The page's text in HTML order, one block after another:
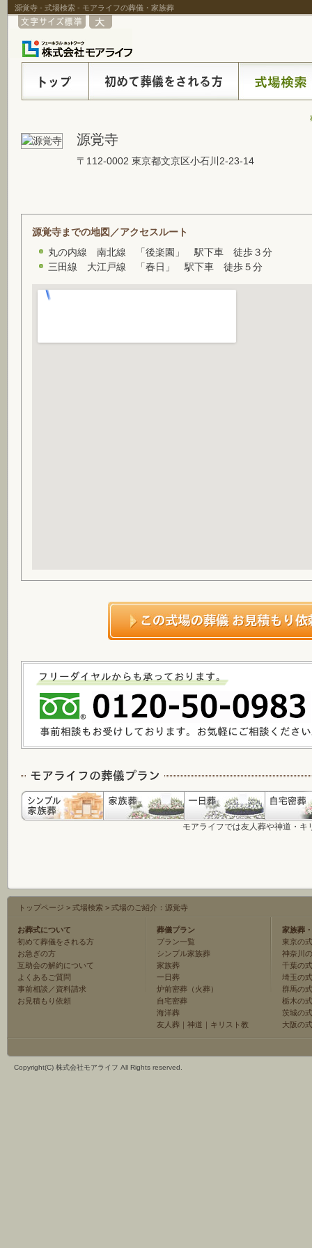
源覚寺 - 式場検索 - モアライフの葬儀・家族葬
源覚寺
〒112-0002 東京都文京区小石川2-23-14
源覚寺までの地図／アクセスルート
丸の内線 南北線 「後楽園」 駅下車 徒歩３分
三田線 大江戸線 「春日」 駅下車 徒歩５分
モアライフでは友人葬や神道・
トップページ > 式場検索 > 式場のご紹介：源覚寺
お葬式について
初めて葬儀をされる方
お急ぎの方
互助会の解約について
よくあるご質問
事前相談／資料請求
お見積もり依頼
葬儀プラン
プラン一覧
シンプル家族葬
家族葬
一日葬
炉前密葬（火葬）
自宅密葬
海洋葬
友人葬 ｜ 神道 ｜ キリスト教
家族葬
東京の
神奈川
千葉の
埼玉の
群馬の
栃木の
茨城の
大阪の
Copyright(C) 株式会社モアライフ All Rights reserved.